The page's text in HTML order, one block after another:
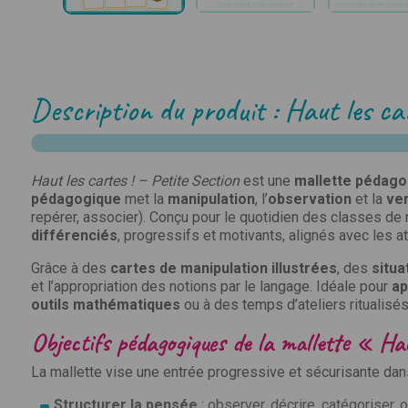
Description du produit : Haut les
Haut les cartes ! – Petite Sectionest une mallette
pédagogique met la manipulation, l’observation et la
repérer, associer). Conçu pour le quotidien des classes de
différenciés, progressifs et motivants, alignés avec les
Grâce à des cartes de manipulation illustrées, des
et l’appropriation des notions par le langage. Idéale pour
outils mathématiques ou à des temps d’ateliers ritualisés.
Objectifs pédagogiques de la mallette «
La mallette vise une entrée progressive et sécurisante
Structurer la pensée : observer, décrire, catégoriser,
TITRE